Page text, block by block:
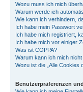
Wozu muss ich mich
Warum werde ich
Wie kann ich verhindern,
Ich habe mein Passwort
Ich habe mich registriert,
Ich habe mich vor einiger
Was ist COPPA?
Warum kann ich mich
Wozu ist die „Alle Cookies
Benutzerpräferenzen